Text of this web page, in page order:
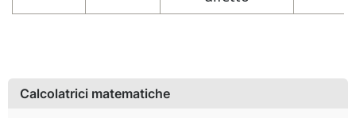
Calcolatrici matematiche